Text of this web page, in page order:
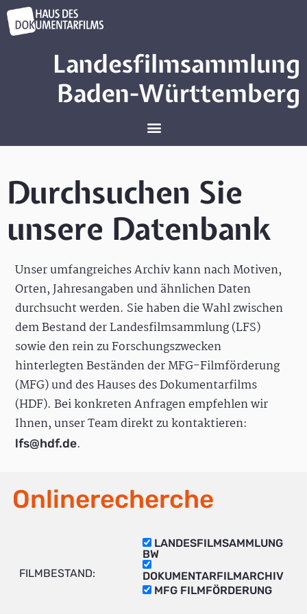
Landesfilmsammlung
Baden-Württemberg
Durchsuchen Sie
unsere Datenbank
Unser umfangreiches Archiv kann nach Motiven,
Orten, Jahresangaben und ähnlichen Daten
durchsucht werden. Sie haben die Wahl zwischen
dem Bestand der Landesfilmsammlung (LFS)
sowie den rein zu Forschungszwecken
hinterlegten Beständen der MFG-Filmförderung
(MFG) und des Hauses des Dokumentarfilms
(HDF). Bei konkreten Anfragen empfehlen wir
Ihnen, unser Team direkt zu kontaktieren:
lfs@hdf.de.
Onlinerecherche
FILMBESTAND:
LANDESFILMSAMMLUNG
BW
DOKUMENTARFILMARCHIV
MFG FILMFÖRDERUNG